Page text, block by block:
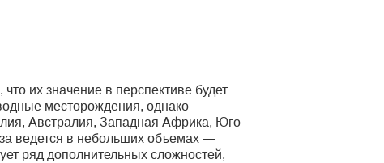
их значение в перспективе будет
месторождения, однако
Австралия, Западная Африка, Юго-
ведется в небольших объемах —
ряд дополнительных сложностей,